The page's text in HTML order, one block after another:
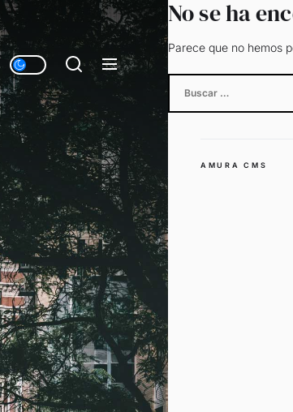
No se ha
Parece que no hemos
AMURA CMS